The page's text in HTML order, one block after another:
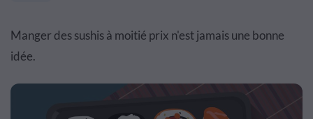
Manger des sushis à moitié prix n'est jamais une bonne
idée.